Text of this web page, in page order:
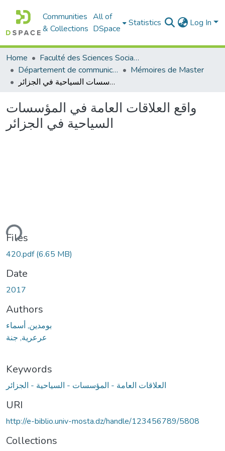
Communities
& Collections
All of
DSpace
Statistics Log In
Home
Faculté des Sciences Sociales
Département de communication
Mémoires de Master
واقع العلاقات العامة في المؤسسات السياحية في الجزائر
واقع العلاقات العامة في المؤسسات
السياحية في الجزائر
Files
420.pdf(6.65 MB)
Date
2017
Authors
بومدين, أسماء
عرعرية, جنة
Keywords
العلاقات العامة - المؤسسات - السياحية - الجزائر
URI
http://e-biblio.univ-mosta.dz/handle/123456789/5808
Collections